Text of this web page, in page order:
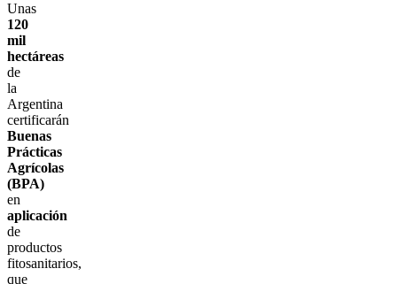
Unas
120
mil
hectáreas
de
la
Argentina
certificarán
Buenas
Prácticas
Agrícolas
(BPA)
en
aplicación
de
productos
fitosanitarios,
que